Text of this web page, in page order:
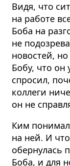
Видя, что
на работе
Боба на
не
новостей,
Бобу, что он
спросил,
коллеги
он не
Ким
на ней. И
обернулась
Боба, и для